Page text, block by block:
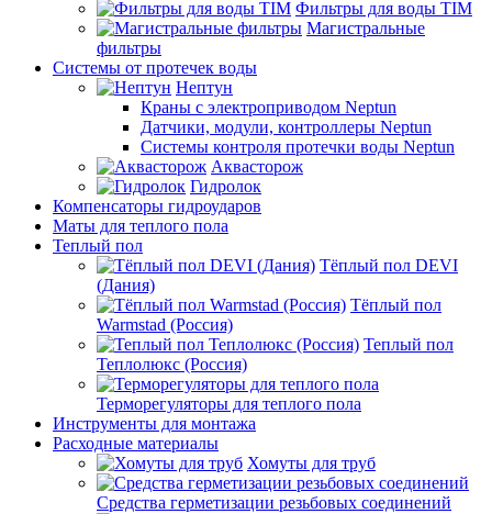
Фильтры для воды TIM
Магистральные
фильтры
Системы от протечек воды
Нептун
Краны с электроприводом Neptun
Датчики, модули, контроллеры Neptun
Системы контроля протечки воды Neptun
Аквасторож
Гидролок
Компенсаторы гидроударов
Маты для теплого пола
Теплый пол
Тёплый пол DEVI
(Дания)
Тёплый пол
Warmstad (Россия)
Теплый пол
Теплолюкс (Россия)
Терморегуляторы для теплого пола
Инструменты для монтажа
Расходные материалы
Хомуты для труб
Средства герметизации резьбовых соединений